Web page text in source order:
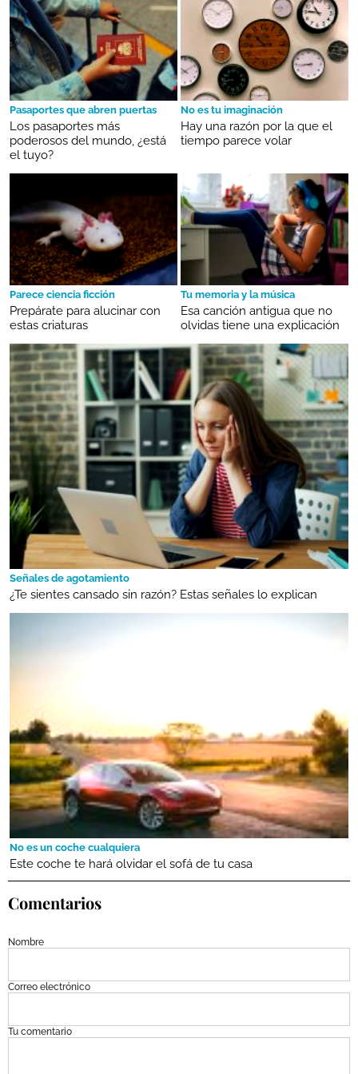
Pasaportes que abren puertas
Los pasaportes más
poderosos del mundo, ¿está
el tuyo?
No es tu imaginación
Hay una razón por la que el
tiempo parece volar
Parece ciencia ficción
Prepárate para alucinar con
estas criaturas
Tu memoria y la música
Esa canción antigua que no
olvidas tiene una explicación
Señales de agotamiento
¿Te sientes cansado sin razón? Estas señales lo explican
No es un coche cualquiera
Este coche te hará olvidar el sofá de tu casa
Comentarios
Nombre
Correo electrónico
Tu comentario